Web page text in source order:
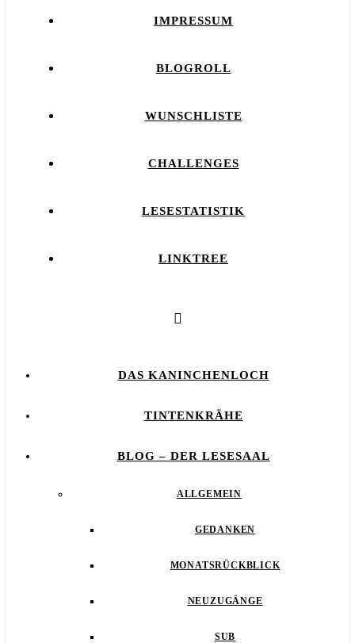
IMPRESSUM
BLOGROLL
WUNSCHLISTE
CHALLENGES
LESESTATISTIK
LINKTREE
DAS KANINCHENLOCH
TINTENKRÄHE
BLOG – DER LESESAAL
ALLGEMEIN
GEDANKEN
MONATSRÜCKBLICK
NEUZUGÄNGE
SUB